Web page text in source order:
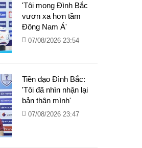
'Tôi mong Đình Bắc
vươn xa hơn tầm
Đông Nam Á'
07/08/2026 23:54
Tiền đạo Đình Bắc:
'Tôi đã nhìn nhận lại
bản thân mình'
07/08/2026 23:47